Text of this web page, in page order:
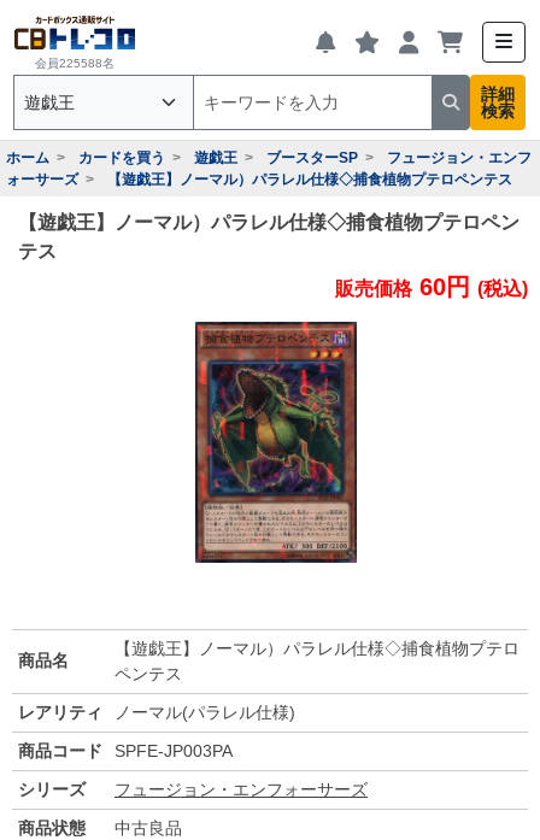
会員225588名
詳細
検索
ホーム カードを買う 遊戯王 ブースターSP
フュージョン・エンフ
ォーサーズ
【遊戯王】ノーマル）パラレル仕様◇捕食植物プテロペンテス
【遊戯王】ノーマル）パラレル仕様◇捕食植物プテロペン
テス
販売価格 60円 (税込)
商品名
【遊戯王】ノーマル）パラレル仕様◇捕食植物プテロ
ペンテス
レアリティ
ノーマル(パラレル仕様)
商品コード
SPFE-JP003PA
シリーズ
フュージョン・エンフォーサーズ
商品状態
中古良品